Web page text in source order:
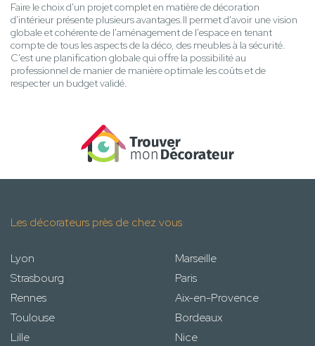
Faire le choix d'un projet complet en matière de décoration
d'intérieur présente plusieurs avantages.Il permet d'avoir une vision
globale et cohérente de l'aménagement de l'espace en tenant
compte de tous les aspects de la déco, des meubles à la sécurité.
C'est une planification globale qui offre la possibilité au
professionnel de manier de manière optimale les coûts et de
respecter un budget validé.
Les décorateurs près de chez vous
Lyon
Marseille
Strasbourg
Paris
Rennes
Aix-en-Provence
Toulouse
Bordeaux
Lille
Nice